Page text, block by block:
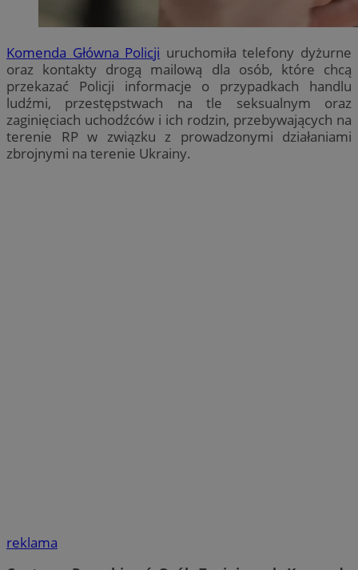
Komenda Główna Policji uruchomiła telefony dyżurne
oraz kontakty drogą mailową dla osób, które chcą
przekazać Policji informacje o przypadkach handlu
ludźmi, przestępstwach na tle seksualnym oraz
zaginięciach uchodźców i ich rodzin, przebywających na
terenie RP w związku z prowadzonymi działaniami
zbrojnymi na terenie Ukrainy.
reklama